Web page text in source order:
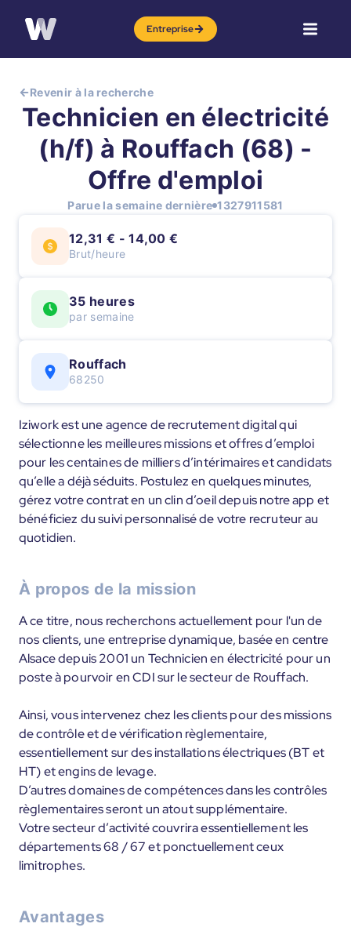
Entreprise
Revenir à la recherche
Technicien en électricité
(h/f) à Rouffach (68) -
Offre d'emploi
Parue la semaine dernière 1327911581
12,31 € - 14,00 €
Brut/heure
35 heures
par semaine
Rouffach
68250
Iziwork est une agence de recrutement digital qui
sélectionne les meilleures missions et offres d’emploi
pour les centaines de milliers d’intérimaires et candidats
qu’elle a déjà séduits. Postulez en quelques minutes,
gérez votre contrat en un clin d’oeil depuis notre app et
bénéficiez du suivi personnalisé de votre recruteur au
quotidien.
À propos de la mission
A ce titre, nous recherchons actuellement pour l'un de
nos clients, une entreprise dynamique, basée en centre
Alsace depuis 2001 un Technicien en électricité pour un
poste à pourvoir en CDI sur le secteur de Rouffach.
Ainsi, vous intervenez chez les clients pour des missions
de contrôle et de vérification règlementaire,
essentiellement sur des installations électriques (BT et
HT) et engins de levage.
D’autres domaines de compétences dans les contrôles
règlementaires seront un atout supplémentaire.
Votre secteur d’activité couvrira essentiellement les
départements 68 / 67 et ponctuellement ceux
limitrophes.
Avantages